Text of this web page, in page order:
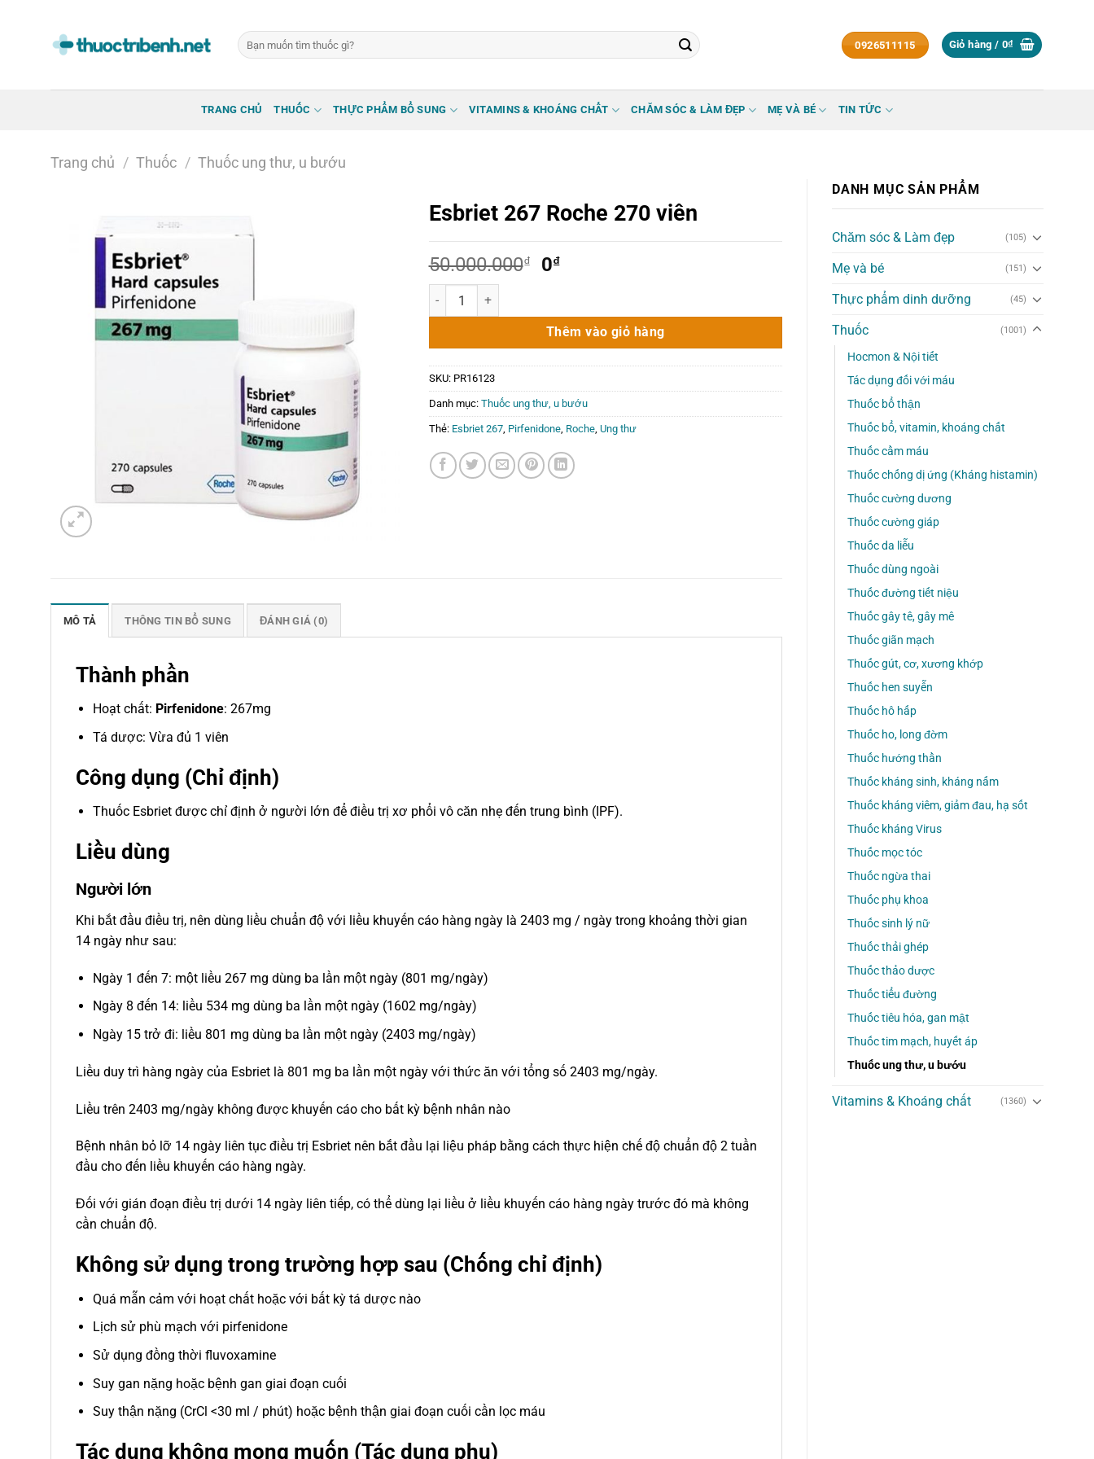
Tìm
kiếm:
0926511115 Giỏ hàng / 0₫
TRANG CHỦ THUỐC THỰC PHẨM BỔ SUNG VITAMINS & KHOÁNG CHẤT CHĂM SÓC & LÀM ĐẸP MẸ VÀ BÉ TIN TỨC
Trang chủ / Thuốc / Thuốc ung thư, u bướu
DANH MỤC SẢN PHẨM
Chăm sóc & Làm đẹp (105)
Mẹ và bé (151)
Thực phẩm dinh dưỡng (45)
Thuốc (1001)
Hocmon & Nội tiết
Tác dụng đối với máu
Thuốc bổ thận
Thuốc bổ, vitamin, khoáng chất
Thuốc cầm máu
Thuốc chống dị ứng (Kháng histamin)
Thuốc cường dương
Thuốc cường giáp
Thuốc da liễu
Thuốc dùng ngoài
Thuốc đường tiết niệu
Thuốc gây tê, gây mê
Thuốc giãn mạch
Thuốc gút, cơ, xương khớp
Thuốc hen suyễn
Thuốc hô hấp
Thuốc ho, long đờm
Thuốc hướng thần
Thuốc kháng sinh, kháng nấm
Thuốc kháng viêm, giảm đau, hạ sốt
Thuốc kháng Virus
Thuốc mọc tóc
Thuốc ngừa thai
Thuốc phụ khoa
Thuốc sinh lý nữ
Thuốc thải ghép
Thuốc thảo dược
Thuốc tiểu đường
Thuốc tiêu hóa, gan mật
Thuốc tim mạch, huyết áp
Thuốc ung thư, u bướu
Vitamins & Khoáng chất (1360)
Esbriet 267 Roche 270 viên
50.000.000₫
Giá
50.000.000₫.
0₫Giá
là:
0₫.
Esbriet 267 Roche 270 viên số lượng
Thêm vào giỏ hàng
SKU: PR16123
Danh mục: Thuốc ung thư, u bướu
Thẻ: Esbriet 267, Pirfenidone, Roche, Ung thư
MÔ TẢ THÔNG TIN BỔ SUNG ĐÁNH GIÁ (0)
Thành phần
Hoạt chất: Pirfenidone: 267mg
Tá dược: Vừa đủ 1 viên
Công dụng (Chỉ định)
Thuốc Esbriet được chỉ định ở người lớn để điều trị xơ phổi vô căn nhẹ đến trung bình (IPF).
Liều dùng
Người lớn
Khi bắt đầu điều trị, nên dùng liều chuẩn độ với liều khuyến cáo hàng ngày là 2403 mg / ngày trong khoảng thời gian
14 ngày như sau:
Ngày 1 đến 7: một liều 267 mg dùng ba lần một ngày (801 mg/ngày)
Ngày 8 đến 14: liều 534 mg dùng ba lần một ngày (1602 mg/ngày)
Ngày 15 trở đi: liều 801 mg dùng ba lần một ngày (2403 mg/ngày)
Liều duy trì hàng ngày của Esbriet là 801 mg ba lần một ngày với thức ăn với tổng số 2403 mg/ngày.
Liều trên 2403 mg/ngày không được khuyến cáo cho bất kỳ bệnh nhân nào
Bệnh nhân bỏ lỡ 14 ngày liên tục điều trị Esbriet nên bắt đầu lại liệu pháp bằng cách thực hiện chế độ chuẩn độ 2 tuần
đầu cho đến liều khuyến cáo hàng ngày.
Đối với gián đoạn điều trị dưới 14 ngày liên tiếp, có thể dùng lại liều ở liều khuyến cáo hàng ngày trước đó mà không
cần chuẩn độ.
Không sử dụng trong trường hợp sau (Chống chỉ định)
Quá mẫn cảm với hoạt chất hoặc với bất kỳ tá dược nào
Lịch sử phù mạch với pirfenidone
Sử dụng đồng thời fluvoxamine
Suy gan nặng hoặc bệnh gan giai đoạn cuối
Suy thận nặng (CrCl <30 ml / phút) hoặc bệnh thận giai đoạn cuối cần lọc máu
Tác dụng không mong muốn (Tác dụng phụ)